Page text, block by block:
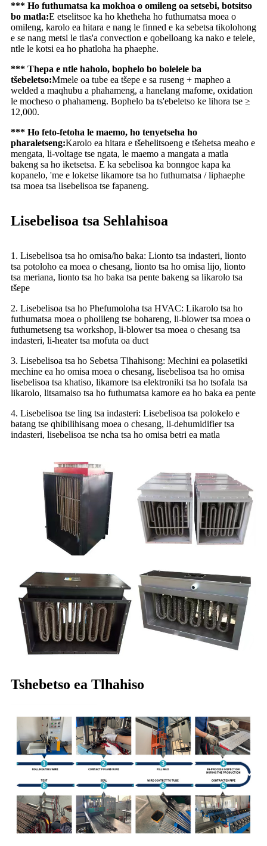
*** Ho futhumatsa ka mokhoa o omileng oa setsebi, botsitso
bo matla:E etselitsoe ka ho khetheha ho futhumatsa moea o
omileng, karolo ea hitara e nang le finned e ka sebetsa tikolohong
e se nang metsi le tlas'a convection e qobelloang ka nako e telele,
ntle le kotsi ea ho phatloha ha phaephe.
*** Thepa e ntle haholo, bophelo bo bolelele ba
tšebeletso:Mmele oa tube ea tšepe e sa ruseng + mapheo a
welded a maqhubu a phahameng, a hanelang mafome, oxidation
le mocheso o phahameng. Bophelo ba ts'ebeletso ke lihora tse ≥
12,000.
*** Ho feto-fetoha le maemo, ho tenyetseha ho
pharaletseng:Karolo ea hitara e tšehelitsoeng e tšehetsa meaho e
mengata, li-voltage tse ngata, le maemo a mangata a matla
bakeng sa ho iketsetsa. E ka sebelisoa ka bonngoe kapa ka
kopanelo, 'me e loketse likamore tsa ho futhumatsa / liphaephe
tsa moea tsa lisebelisoa tse fapaneng.
Lisebelisoa tsa Sehlahisoa
1. Lisebelisoa tsa ho omisa/ho baka: Lionto tsa indasteri, lionto
tsa potoloho ea moea o chesang, lionto tsa ho omisa lijo, lionto
tsa meriana, lionto tsa ho baka tsa pente bakeng sa likarolo tsa
tšepe
2. Lisebelisoa tsa ho Phefumoloha tsa HVAC: Likarolo tsa ho
futhumatsa moea o pholileng tse bohareng, li-blower tsa moea o
futhumetseng tsa workshop, li-blower tsa moea o chesang tsa
indasteri, li-heater tsa mofuta oa duct
3. Lisebelisoa tsa ho Sebetsa Tlhahisong: Mechini ea polasetiki
mechine ea ho omisa moea o chesang, lisebelisoa tsa ho omisa
lisebelisoa tsa khatiso, likamore tsa elektroniki tsa ho tsofala tsa
likarolo, litsamaiso tsa ho futhumatsa kamore ea ho baka ea pente
4. Lisebelisoa tse ling tsa indasteri: Lisebelisoa tsa polokelo e
batang tse qhibilihisang moea o chesang, li-dehumidifier tsa
indasteri, lisebelisoa tse ncha tsa ho omisa betri ea matla
Tshebetso ea Tlhahiso